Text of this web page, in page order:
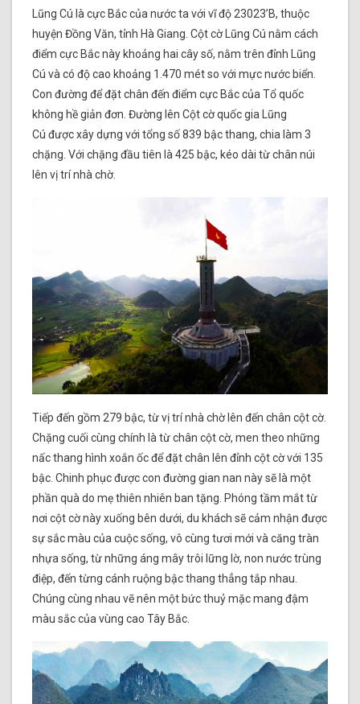
Lũng Cú là cực Bắc của nước ta với vĩ độ 23023’B, thuộc
huyện Đồng Văn, tỉnh Hà Giang. Cột cờ Lũng Cú nằm cách
điểm cực Bắc này khoảng hai cây số, nằm trên đỉnh Lũng
Cú và có độ cao khoảng 1.470 mét so với mực nước biển.
Con đường để đặt chân đến điểm cực Bắc của Tổ quốc
không hề giản đơn. Đường lên Cột cờ quốc gia Lũng
Cú được xây dựng với tổng số 839 bậc thang, chia làm 3
chặng. Với chặng đầu tiên là 425 bậc, kéo dài từ chân núi
lên vị trí nhà chờ.
Tiếp đến gồm 279 bậc, từ vị trí nhà chờ lên đến chân cột cờ.
Chặng cuối cùng chính là từ chân cột cờ, men theo những
nấc thang hình xoắn ốc để đặt chân lên đỉnh cột cờ với 135
bậc. Chinh phục được con đường gian nan này sẽ là một
phần quà do mẹ thiên nhiên ban tặng. Phóng tầm mắt từ
nơi cột cờ này xuống bên dưới, du khách sẽ cảm nhận được
sự sắc màu của cuộc sống, vô cùng tươi mới và căng tràn
nhựa sống, từ những áng mây trôi lững lờ, non nước trùng
điệp, đến từng cánh ruộng bậc thang thẳng tắp nhau.
Chúng cùng nhau vẽ nên một bức thuỷ mặc mang đậm
màu sắc của vùng cao Tây Bắc.